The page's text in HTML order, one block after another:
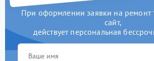
При оформлении заявки на ремонт
сайт,
действует персональная